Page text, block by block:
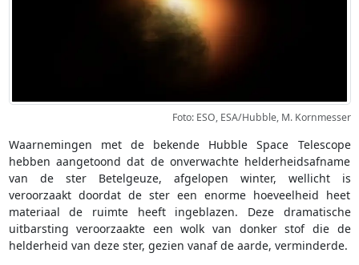
Foto: ESO, ESA/Hubble, M. Kornmesser
Waarnemingen met de bekende Hubble Space Telescope
hebben aangetoond dat de onverwachte helderheidsafname
van de ster Betelgeuze, afgelopen winter, wellicht is
veroorzaakt doordat de ster een enorme hoeveelheid heet
materiaal de ruimte heeft ingeblazen. Deze dramatische
uitbarsting veroorzaakte een wolk van donker stof die de
helderheid van deze ster, gezien vanaf de aarde, verminderde.